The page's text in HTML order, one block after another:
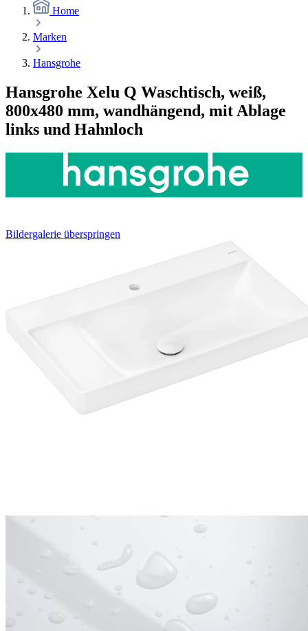
Home
Marken
Hansgrohe
Hansgrohe Xelu Q Waschtisch, weiß,
800x480 mm, wandhängend, mit Ablage
links und Hahnloch
Bildergalerie überspringen